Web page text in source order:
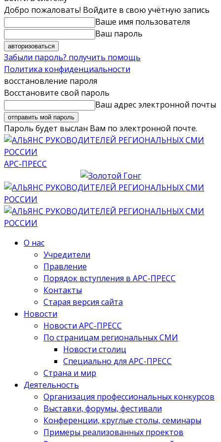
Добро пожаловать! Войдите в свою учётную запись
Ваше имя пользователя
Ваш пароль
Забыли пароль? получить помощь
Политика конфиденциальности
восстановление пароля
Восстановите свой пароль
Ваш адрес электронной почты
Пароль будет выслан Вам по электронной почте.
АРС-ПРЕСС
О нас
Учредители
Правление
Порядок вступления в АРС-ПРЕСС
Контакты
Старая версия сайта
Новости
Новости АРС-ПРЕСС
По страницам региональных СМИ
Новости столиц
Специально для АРС-ПРЕСС
Страна и мир
Деятельность
Организация профессиональных конкурсов
Выставки, форумы, фестивали
Конференции, круглые столы, семинары
Примеры реализованных проектов